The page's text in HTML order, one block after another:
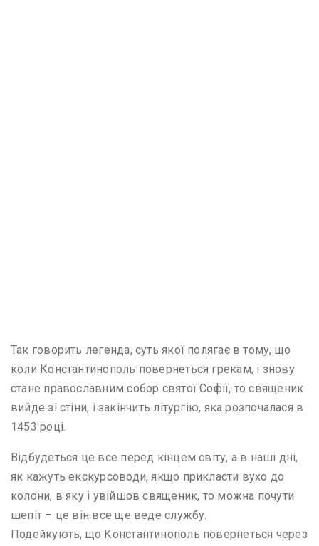
Так говорить легенда, суть якої полягає в тому, що
коли Константинополь повернеться грекам, і знову
стане православним собор святої Софії, то священик
вийде зі стіни, і закінчить літургію, яка розпочалася в
1453 році.
Відбудеться це все перед кінцем світу, а в наші дні,
як кажуть екскурсоводи, якщо прикласти вухо до
колони, в яку і увійшов священик, то можна почути
шепіт – це він все ще веде службу.
Подейкують, що Константинополь повернеться через